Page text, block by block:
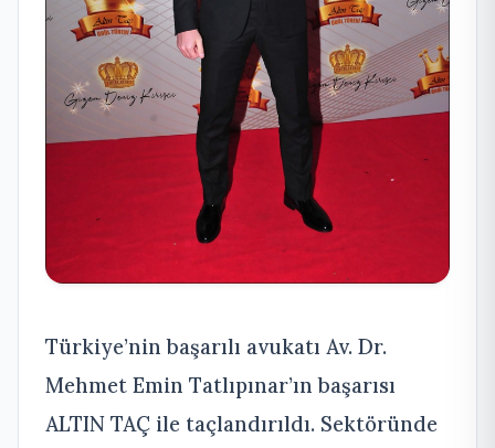
Türkiye’nin başarılı avukatı Av. Dr.
Mehmet Emin Tatlıpınar’ın başarısı
ALTIN TAÇ ile taçlandırıldı. Sektöründe